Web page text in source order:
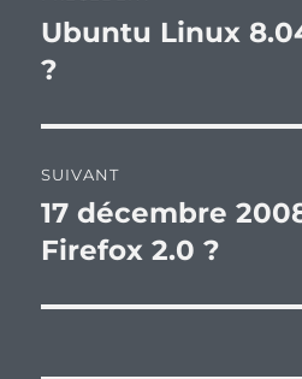
de
l’article
Publication
précédente :
Ubuntu Linux
?
SUIVANT
Publication
suivante :
17 décembre
Firefox 2.0 ?